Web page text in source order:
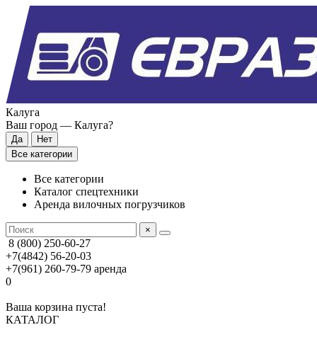
Калуга
Ваш город — Калуга?
Все категории
Все категории
Каталог спецтехники
Аренда вилочных погрузчиков
×
8 (800) 250-60-27
+7(4842) 56-20-03
+7(961) 260-79-79 аренда
0
Ваша корзина пуста!
КАТАЛОГ